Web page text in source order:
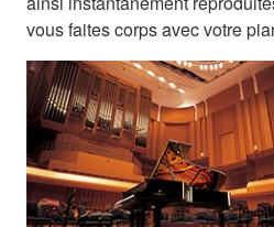
vous faites corps avec votre